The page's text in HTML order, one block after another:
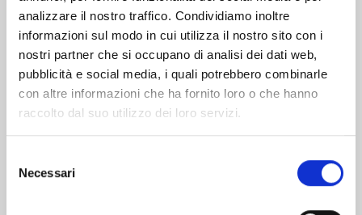
analizzare il nostro traffico. Condividiamo inoltre
informazioni sul modo in cui utilizza il nostro sito con i
nostri partner che si occupano di analisi dei dati web,
pubblicità e social media, i quali potrebbero combinarle
con altre informazioni che ha fornito loro o che hanno
raccolto dal suo utilizzo dei loro servizi.
delNecessari